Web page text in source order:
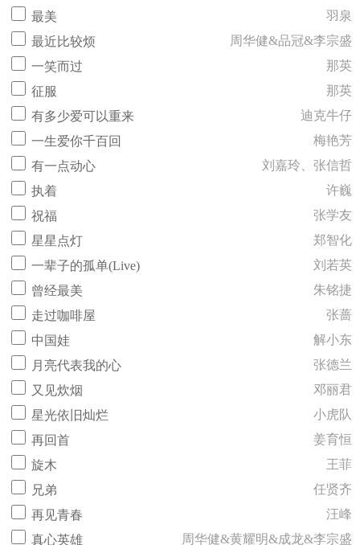
最美
羽泉
最近比较烦
周华健&品冠&李宗盛
一笑而过
那英
征服
那英
有多少爱可以重来
迪克牛仔
一生爱你千百回
梅艳芳
有一点动心
刘嘉玲、张信哲
执着
许巍
祝福
张学友
星星点灯
郑智化
一辈子的孤单(Live)
刘若英
曾经最美
朱铭捷
走过咖啡屋
张蔷
中国娃
解小东
月亮代表我的心
张德兰
又见炊烟
邓丽君
星光依旧灿烂
小虎队
再回首
姜育恒
旋木
王菲
兄弟
任贤齐
再见青春
汪峰
真心英雄
周华健&黄耀明&成龙&李宗盛